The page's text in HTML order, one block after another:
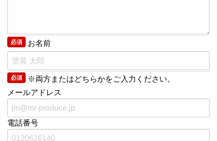
必須 お名前
必須
※両方またはどちらかをご入力ください。
メールアドレス
電話番号